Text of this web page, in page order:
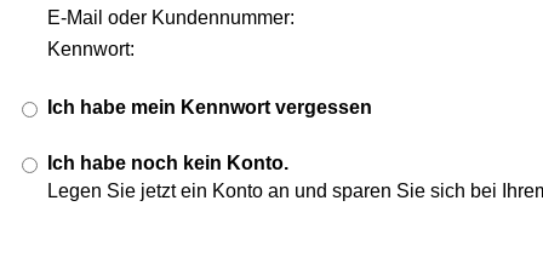
E-Mail oder Kundennummer:
Kennwort:
Ich habe mein Kennwort vergessen
Ich habe noch kein Konto.
Legen Sie jetzt ein Konto an und sparen Sie sich bei